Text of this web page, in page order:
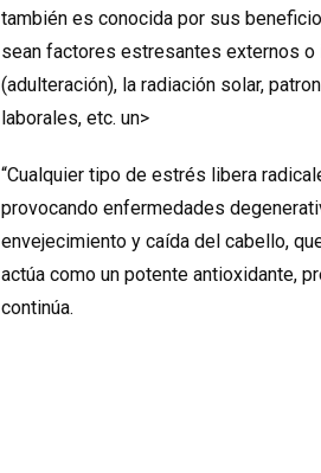
también es conocida por sus
sean factores estresantes externos o
(adulteración), la radiación solar,
laborales, etc. un>
“Cualquier tipo de estrés libera
provocando enfermedades
envejecimiento y caída del cabello,
actúa como un potente antioxidante,
continúa.